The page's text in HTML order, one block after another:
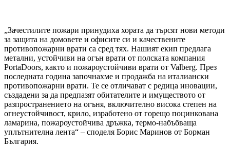
„Зачестилите пожари принудиха хората да търсят нови методи
за защита на домовете и офисите си и качествените
противопожарни врати са сред тях. Нашият екип предлага
метални, устойчиви на огън врати от полската компания
PortaDoors, както и пожароустойчиви врати от Valberg. През
последната година започнахме и продажба на италиански
противопожарни врати. Те се отличават с редица иновации,
създадени за да предпазят обитателите и имуществото от
разпространението на огъня, включително висока степен на
огнеустойчивост, крило, изработено от горещо поцинкована
ламарина, пожароустойчива дръжка, термо-набъбваща
уплътнителна лента“ – споделя Борис Маринов от Борман
България.